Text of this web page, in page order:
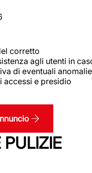
corretto
agli utenti in
di eventuali anomalie
accessi e presidio